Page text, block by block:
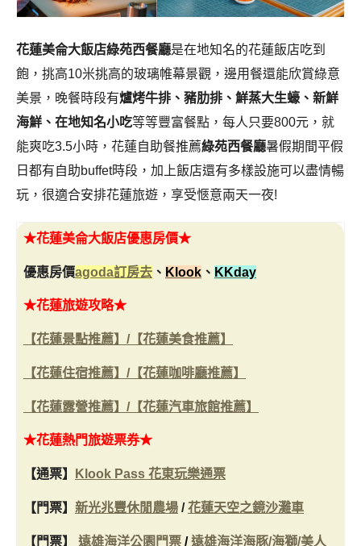
花蓮美侖大飯店綠苑西餐廳是在地知名的花蓮飯店吃到
飽，挑高10米挑高的玻璃帷幕景觀，邊用餐還能欣賞綠意
美景，晚餐時段有爐烤牛排、豬肋排、鮮蒸大生蠔、新鮮
海鮮、在地知名小吃等等豐富餐點，每人只要800元，就
能爽吃3.5小時，花蓮自助餐推薦綠苑西餐廳暑假期間平假
日都有自助buffet時段，加上飯店還有多樣設施可以盡情暢
玩，很適合安排花蓮旅遊，享受愜意兩天一夜!
★花蓮美侖大飯店優惠房價★
優惠房價agoda訂房去 、 Klook 、 KKday
★花蓮旅遊攻略★
【花蓮景點推薦】/【花蓮美食推薦】
【花蓮住宿推薦】/【花蓮咖啡廳推薦】
【花蓮露營推薦】/【花蓮汽車旅館推薦】
★花蓮熱門旅遊票券★
【通票】 Klook Pass 花東玩樂通票
【門票】 新光兆豐休閒農場 /花蓮天空之鏡沙灘車
【門票】 遠雄海洋公園門票 /遠雄海洋海豚/海獅/美人